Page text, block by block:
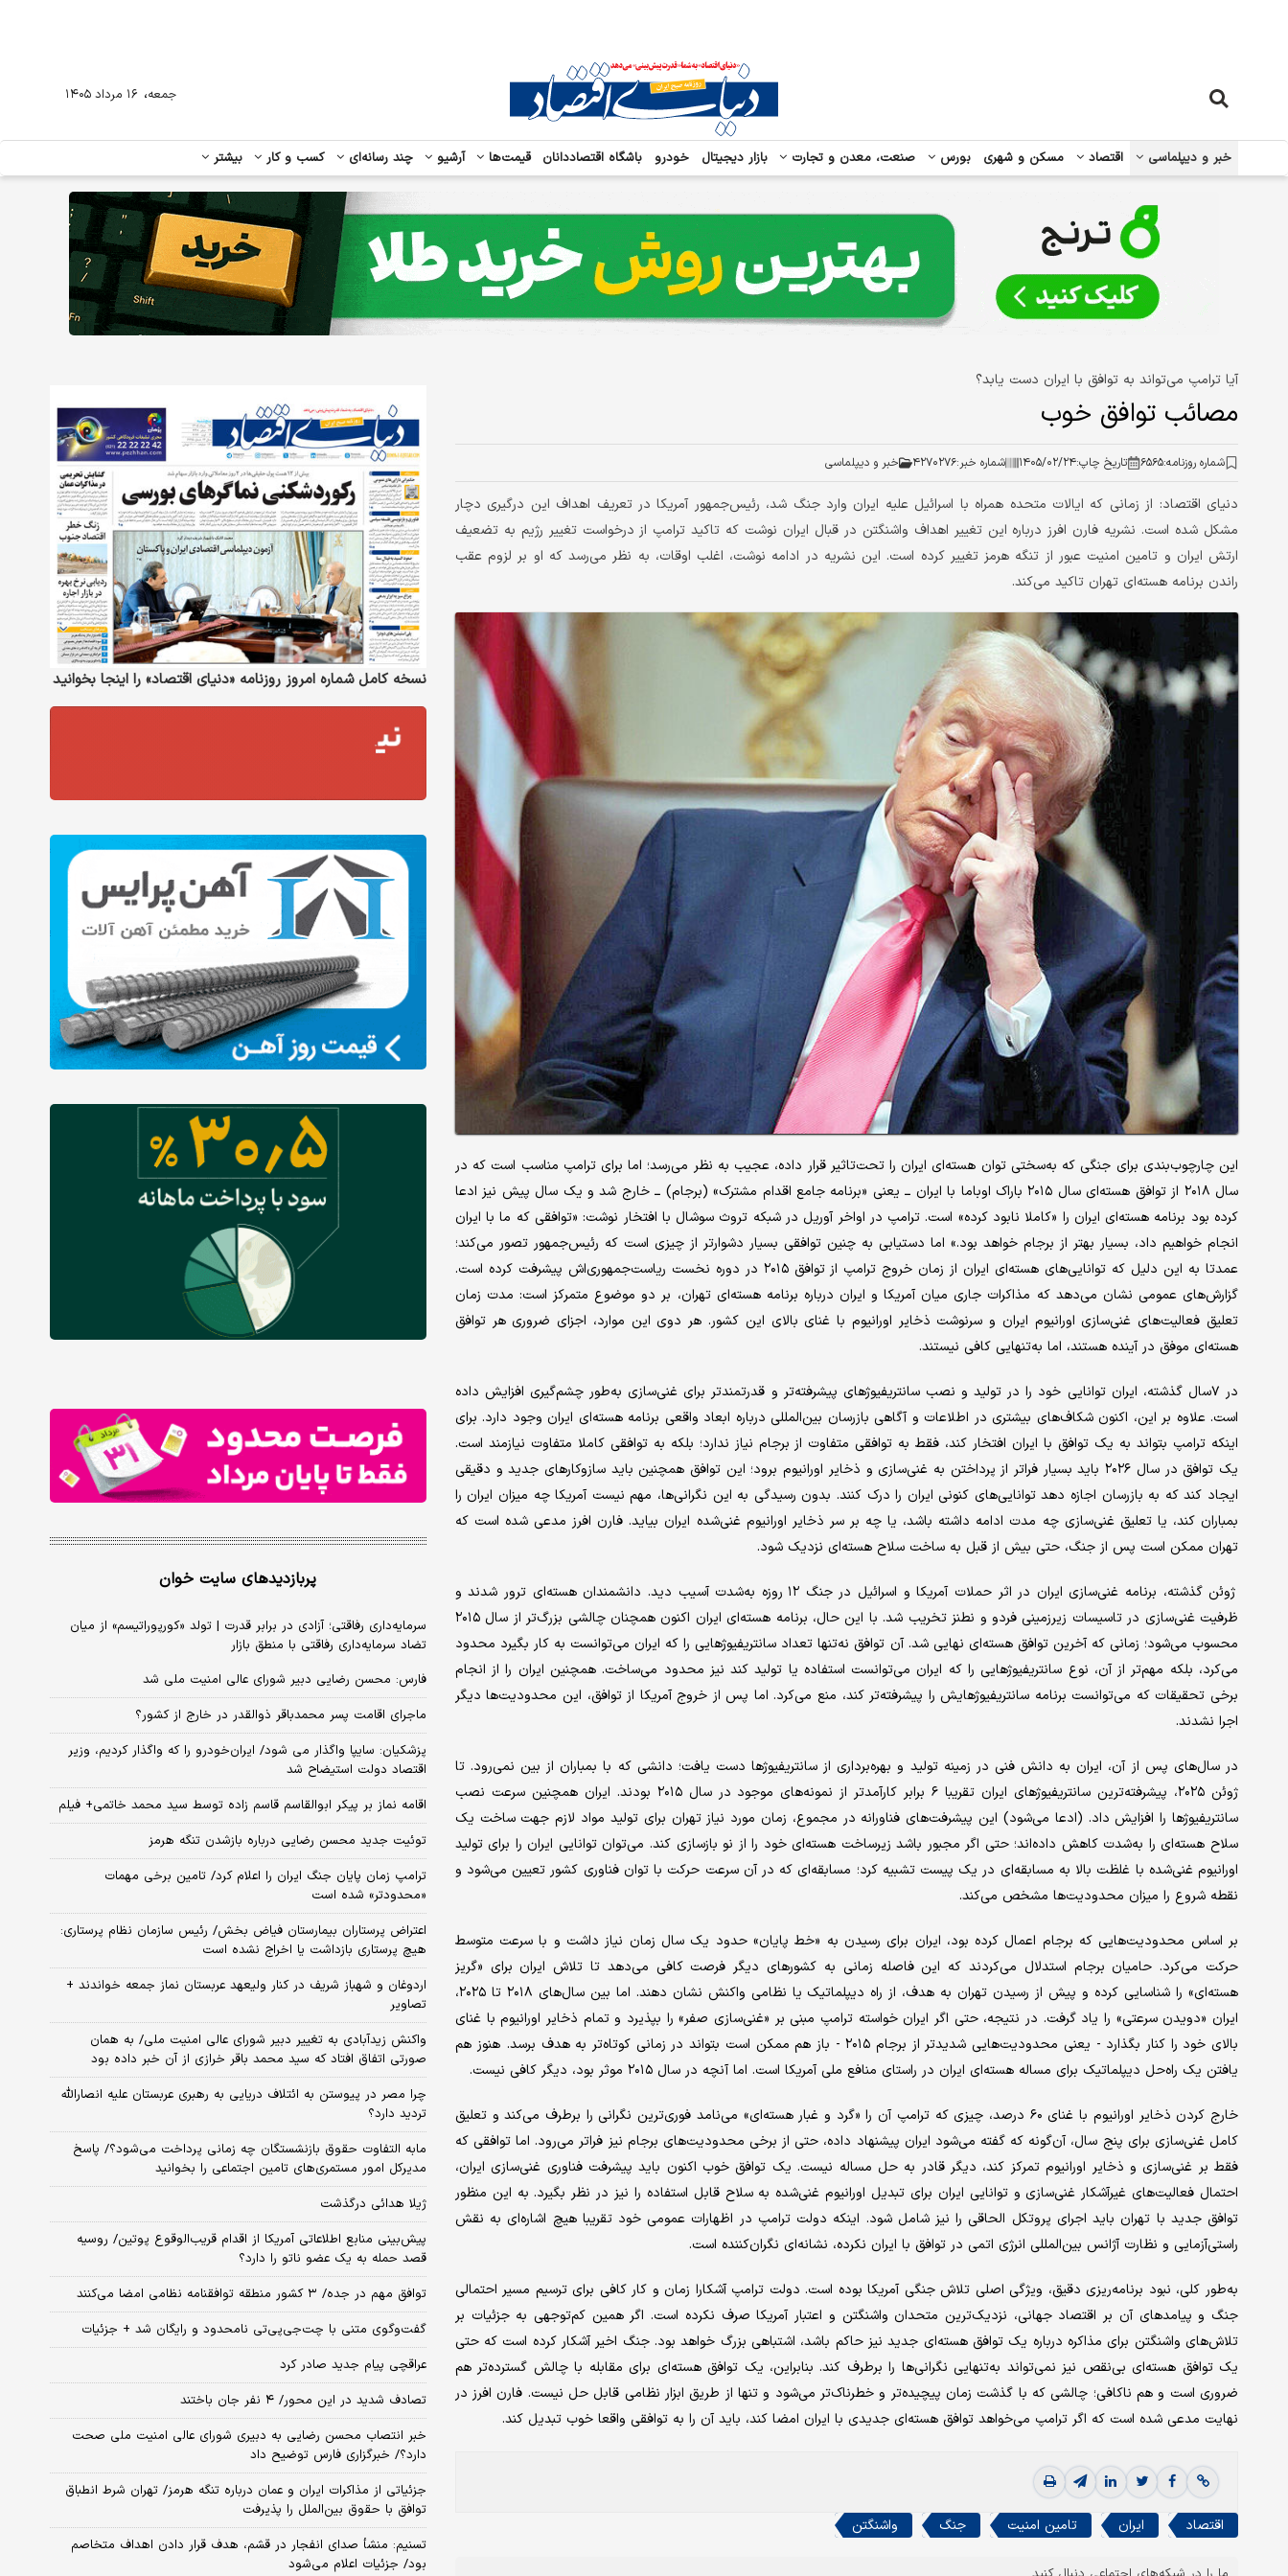
خبر و دیپلماسی اقتصاد مسکن و شهری بورس صنعت، معدن و تجارت بازار دیجیتال خودرو باشگاه اقتصاددانان قیمت‌ها آرشیو چند رسانه‌ای کسب و کار بیشتر
جمعه، ۱۶ مرداد ۱۴۰۵
آیا ترامپ می‌تواند به توافق با ایران دست یابد؟
مصائب توافق خوب
شماره روزنامه:۶۵۶۵ تاریخ چاپ:۱۴۰۵/۰۲/۲۴ شماره خبر:۴۲۷۰۲۷۶ خبر و دیپلماسی
دنیای اقتصاد: از زمانی که ایالات متحده همراه با اسرائیل علیه ایران وارد جنگ شد، رئیس‌جمهور آمریکا در تعریف اهداف این درگیری دچار
مشکل شده است. نشریه فارن افرز درباره این تغییر اهداف واشنگتن در قبال ایران نوشت که تاکید ترامپ از درخواست تغییر رژیم به تضعیف
ارتش ایران و تامین امنیت عبور از تنگه هرمز تغییر کرده است. این نشریه در ادامه نوشت، اغلب اوقات، به نظر می‌رسد که او بر لزوم عقب
راندن برنامه هسته‌ای تهران تاکید می‌کند.
این چارچوب‌بندی برای جنگی که به‌سختی توان هسته‌ای ایران را تحت‌تاثیر قرار داده، عجیب به نظر می‌رسد؛ اما برای ترامپ مناسب است که در
سال ۲۰۱۸ از توافق هسته‌ای سال ۲۰۱۵ باراک اوباما با ایران ــ یعنی «برنامه جامع اقدام مشترک» (برجام) ــ خارج شد و یک سال پیش نیز ادعا
کرده بود برنامه هسته‌ای ایران را «کاملا نابود کرده» است. ترامپ در اواخر آوریل در شبکه تروث سوشال با افتخار نوشت: «توافقی که ما با ایران
انجام خواهیم داد، بسیار بهتر از برجام خواهد بود.» اما دستیابی به چنین توافقی بسیار دشوارتر از چیزی است که رئیس‌جمهور تصور می‌کند؛
عمدتا به این دلیل که توانایی‌های هسته‌ای ایران از زمان خروج ترامپ از توافق ۲۰۱۵ در دوره نخست ریاست‌جمهوری‌اش پیشرفت کرده است.
گزارش‌های عمومی نشان می‌دهد که مذاکرات جاری میان آمریکا و ایران درباره برنامه هسته‌ای تهران، بر دو موضوع متمرکز است: مدت زمان
تعلیق فعالیت‌های غنی‌سازی اورانیوم ایران و سرنوشت ذخایر اورانیوم با غنای بالای این کشور. هر دوی این موارد، اجزای ضروری هر توافق
هسته‌ای موفق در آینده هستند، اما به‌تنهایی کافی نیستند.
در ۷سال گذشته، ایران توانایی خود را در تولید و نصب سانتریفیوژهای پیشرفته‌تر و قدرتمندتر برای غنی‌سازی به‌طور چشم‌گیری افزایش داده
است. علاوه بر این، اکنون شکاف‌های بیشتری در اطلاعات و آگاهی بازرسان بین‌المللی درباره ابعاد واقعی برنامه هسته‌ای ایران وجود دارد. برای
اینکه ترامپ بتواند به یک توافق با ایران افتخار کند، فقط به توافقی متفاوت از برجام نیاز ندارد؛ بلکه به توافقی کاملا متفاوت نیازمند است.
یک توافق در سال ۲۰۲۶ باید بسیار فراتر از پرداختن به غنی‌سازی و ذخایر اورانیوم برود؛ این توافق همچنین باید سازوکارهای جدید و دقیقی
ایجاد کند که به بازرسان اجازه دهد توانایی‌های کنونی ایران را درک کنند. بدون رسیدگی به این نگرانی‌ها، مهم نیست آمریکا چه میزان ایران را
بمباران کند، یا تعلیق غنی‌سازی چه مدت ادامه داشته باشد، یا چه بر سر ذخایر اورانیوم غنی‌شده ایران بیاید. فارن افرز مدعی شده است که
تهران ممکن است پس از جنگ، حتی بیش از قبل به ساخت سلاح هسته‌ای نزدیک شود.
ژوئن گذشته، برنامه غنی‌سازی ایران در اثر حملات آمریکا و اسرائیل در جنگ ۱۲ روزه به‌شدت آسیب دید. دانشمندان هسته‌ای ترور شدند و
ظرفیت غنی‌سازی در تاسیسات زیرزمینی فردو و نطنز تخریب شد. با این حال، برنامه هسته‌ای ایران اکنون همچنان چالشی بزرگ‌تر از سال ۲۰۱۵
محسوب می‌شود؛ زمانی که آخرین توافق هسته‌ای نهایی شد. آن توافق نه‌تنها تعداد سانتریفیوژهایی را که ایران می‌توانست به کار بگیرد محدود
می‌کرد، بلکه مهم‌تر از آن، نوع سانتریفیوژهایی را که ایران می‌توانست استفاده یا تولید کند نیز محدود می‌ساخت. همچنین ایران را از انجام
برخی تحقیقات که می‌توانست برنامه سانتریفیوژ‌هایش را پیشرفته‌تر کند، منع می‌کرد. اما پس از خروج آمریکا از توافق، این محدودیت‌ها دیگر
اجرا نشدند.
در سال‌های پس از آن، ایران به دانش فنی در زمینه تولید و بهره‌برداری از سانتریفیوژها دست یافت؛ دانشی که با بمباران از بین نمی‌رود. تا
ژوئن ۲۰۲۵، پیشرفته‌ترین سانتریفیوژهای ایران تقریبا ۶ برابر کارآمدتر از نمونه‌های موجود در سال ۲۰۱۵ بودند. ایران همچنین سرعت نصب
سانتریفیوژها را افزایش داد. (ادعا می‌شود) این پیشرفت‌های فناورانه در مجموع، زمان مورد نیاز تهران برای تولید مواد لازم جهت ساخت یک
سلاح هسته‌ای را به‌شدت کاهش داده‌اند؛ حتی اگر مجبور باشد زیرساخت هسته‌ای خود را از نو بازسازی کند. می‌توان توانایی ایران را برای تولید
اورانیوم غنی‌شده با غلظت بالا به مسابقه‌ای در یک پیست تشبیه کرد؛ مسابقه‌ای که در آن سرعت حرکت با توان فناوری کشور تعیین می‌شود و
نقطه شروع را میزان محدودیت‌ها مشخص می‌کند.
بر اساس محدودیت‌هایی که برجام اعمال کرده بود، ایران برای رسیدن به «خط پایان» حدود یک سال زمان نیاز داشت و با سرعت متوسط
حرکت می‌کرد. حامیان برجام استدلال می‌کردند که این فاصله زمانی به کشورهای دیگر فرصت کافی می‌دهد تا تلاش ایران برای «گریز
هسته‌ای» را شناسایی کرده و پیش از رسیدن تهران به هدف، از راه دیپلماتیک یا نظامی واکنش نشان دهند. اما بین سال‌های ۲۰۱۸ تا ۲۰۲۵،
ایران «دویدن سرعتی» را یاد گرفت. در نتیجه، حتی اگر ایران خواسته ترامپ مبنی بر «غنی‌سازی صفر» را بپذیرد و تمام ذخایر اورانیوم با غنای
بالای خود را کنار بگذارد - یعنی محدودیت‌هایی شدیدتر از برجام ۲۰۱۵ - باز هم ممکن است بتواند در زمانی کوتاه‌تر به هدف برسد. هنوز هم
یافتن یک راه‌حل دیپلماتیک برای مساله هسته‌ای ایران در راستای منافع ملی آمریکا است. اما آنچه در سال ۲۰۱۵ موثر بود، دیگر کافی نیست.
خارج کردن ذخایر اورانیوم با غنای ۶۰ درصد، چیزی که ترامپ آن را «گرد و غبار هسته‌ای» می‌نامد فوری‌ترین نگرانی را برطرف می‌کند و تعلیق
کامل غنی‌سازی برای پنج سال، آن‌گونه که گفته می‌شود ایران پیشنهاد داده، حتی از برخی محدودیت‌های برجام نیز فراتر می‌رود. اما توافقی که
فقط بر غنی‌سازی و ذخایر اورانیوم تمرکز کند، دیگر قادر به حل مساله نیست. یک توافق خوب اکنون باید پیشرفت فناوری غنی‌سازی ایران،
احتمال فعالیت‌های غیرآشکار غنی‌سازی و توانایی ایران برای تبدیل اورانیوم غنی‌شده به سلاح قابل استفاده را نیز در نظر بگیرد. به این منظور
توافق جدید با تهران باید اجرای پروتکل الحاقی را نیز شامل شود. اینکه دولت ترامپ در اظهارات عمومی خود تقریبا هیچ اشاره‌ای به نقش
راستی‌آزمایی و نظارت آژانس بین‌المللی انرژی اتمی در توافق با ایران نکرده، نشانه‌ای نگران‌کننده است.
به‌طور کلی، نبود برنامه‌ریزی دقیق، ویژگی اصلی تلاش جنگی آمریکا بوده است. دولت ترامپ آشکارا زمان و کار کافی برای ترسیم مسیر احتمالی
جنگ و پیامدهای آن بر اقتصاد جهانی، نزدیک‌ترین متحدان واشنگتن و اعتبار آمریکا صرف نکرده است. اگر همین کم‌توجهی به جزئیات بر
تلاش‌های واشنگتن برای مذاکره درباره یک توافق هسته‌ای جدید نیز حاکم باشد، اشتباهی بزرگ خواهد بود. جنگ اخیر آشکار کرده است که حتی
یک توافق هسته‌ای بی‌نقص نیز نمی‌تواند به‌تنهایی نگرانی‌ها را برطرف کند. بنابراین، یک توافق هسته‌ای برای مقابله با چالش گسترده‌تر هم
ضروری است و هم ناکافی؛ چالشی که با گذشت زمان پیچیده‌تر و خطرناک‌تر می‌شود و تنها از طریق ابزار نظامی قابل حل نیست. فارن افرز در
نهایت مدعی شده است که اگر ترامپ می‌خواهد توافق هسته‌ای جدیدی با ایران امضا کند، باید آن را به توافقی واقعا خوب تبدیل کند.
اقتصاد ایران تامین امنیت جنگ واشنگتن
نسخه کامل شماره امروز روزنامه «دنیای‌ اقتصاد» را اینجا بخوانید
پربازدیدهای سایت خوان
سرمایه‌داری رفاقتی؛ آزادی در برابر قدرت | تولد «کورپوراتیسم» از میان
تضاد سرمایه‌داری رفاقتی با منطق بازار
فارس: محسن رضایی دبیر شورای عالی امنیت ملی شد
ماجرای اقامت پسر محمدباقر ذوالقدر در خارج از کشور؟
پزشکیان: سایپا واگذار می شود/ ایران‌خودرو را که واگذار کردیم، وزیر
اقتصاد دولت استیضاح شد
اقامه نماز بر پیکر ابوالقاسم قاسم زاده توسط سید محمد خاتمی+ فیلم
توئیت جدید محسن رضایی درباره بازشدن تنگه هرمز
ترامپ زمان پایان جنگ ایران را اعلام کرد/ تامین برخی مهمات
«محدودتر» شده است
اعتراض پرستاران بیمارستان فیاض بخش/ رئیس سازمان نظام پرستاری:
هیچ پرستاری بازداشت یا اخراج نشده است
اردوغان و شهباز شریف در کنار ولیعهد عربستان نماز جمعه خواندند +
تصاویر
واکنش زیدآبادی به تغییر دبیر شورای عالی امنیت ملی/ به همان
صورتی اتفاق افتاد که سید محمد باقر خرازی از آن خبر داده بود
چرا مصر در پیوستن به ائتلاف دریایی به رهبری عربستان علیه انصارالله
تردید دارد؟
مابه التفاوت حقوق بازنشستگان چه زمانی پرداخت می‌شود؟/ پاسخ
مدیرکل امور مستمری‌های تامین اجتماعی را بخوانید
ژیلا هدائی درگذشت
پیش‌بینی منابع اطلاعاتی آمریکا از اقدام قریب‌الوقوع پوتین/ روسیه
قصد حمله به یک عضو ناتو را دارد؟
توافق مهم در جده/ ۳ کشور منطقه توافقنامه نظامی امضا می‌کنند
گفت‌وگوی متنی با چت‌جی‌پی‌تی نامحدود و رایگان شد + جزئیات
عراقچی پیام جدید صادر کرد
تصادف شدید در این محور/ ۴ نفر جان باختند
خبر انتصاب محسن رضایی به دبیری شورای عالی امنیت ملی صحت
دارد؟/ خبرگزاری فارس توضیح داد
جزئیاتی از مذاکرات ایران و عمان درباره تنگه هرمز/ تهران شرط انطباق
توافق با حقوق بین‌الملل را پذیرفت
تسنیم: منشأ صدای انفجار در قشم، هدف قرار دادن اهداف متخاصم
بود/ جزئیات اعلام می‌شود